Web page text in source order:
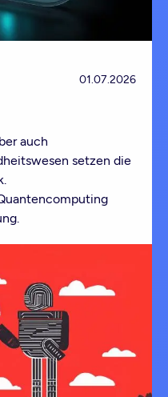
01.07.2026
auch
setzen die